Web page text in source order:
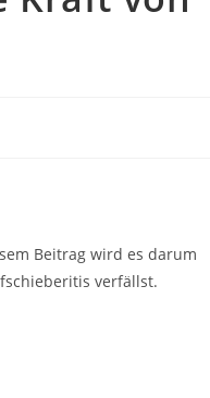
Beitrag wird es darum
verfällst.